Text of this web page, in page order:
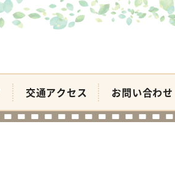
交通アクセス お問い合わせ